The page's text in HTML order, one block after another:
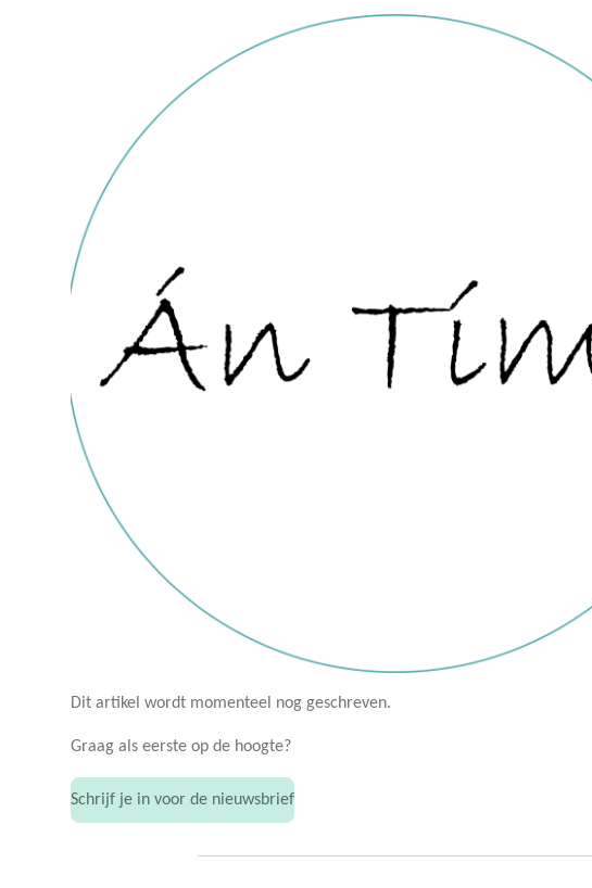
Dit artikel wordt momenteel nog geschreven.
Graag als eerste op de hoogte?
Schrijf je in voor de nieuwsbrief